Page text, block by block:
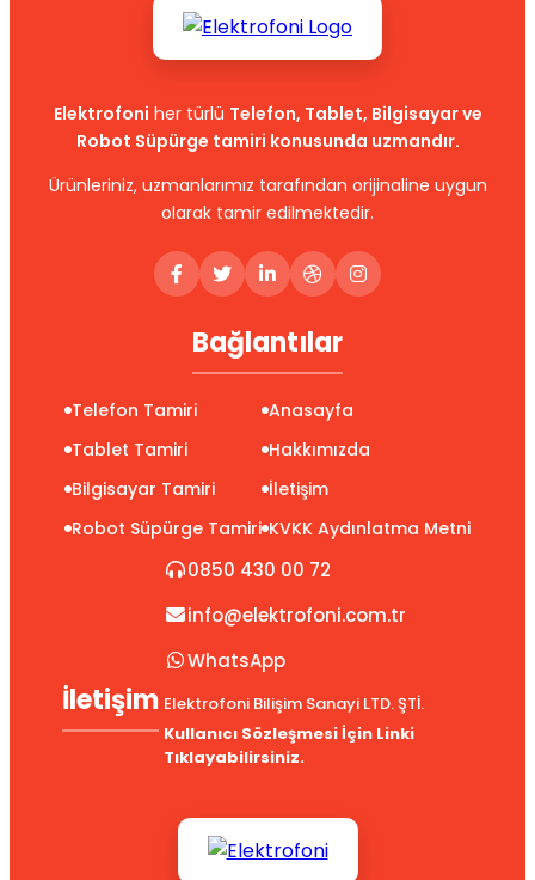
Elektrofoni her türlü Telefon, Tablet, Bilgisayar ve
Robot Süpürge tamiri konusunda uzmandır.
Ürünleriniz, uzmanlarımız tarafından orijinaline uygun
olarak tamir edilmektedir.
Bağlantılar
Telefon Tamiri
Tablet Tamiri
Bilgisayar Tamiri
Robot Süpürge Tamiri
Anasayfa
Hakkımızda
İletişim
KVKK Aydınlatma Metni
İletişim
0850 430 00 72
info@elektrofoni.com.tr
WhatsApp
Elektrofoni Bilişim Sanayi LTD. ŞTİ.
Kullanıcı Sözleşmesi İçin Linki
Tıklayabilirsiniz.